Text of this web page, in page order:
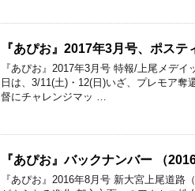
『あぴお』2017年3月号、ポステ
『あぴお』2017年3月号 特報/上尾メデ
日は、3/11(土)・12(日)いざ、プレモア
督にチャレンジマッ …
『あぴお』バックナンバー （
『あぴお』2016年8月号 新大宮上尾道